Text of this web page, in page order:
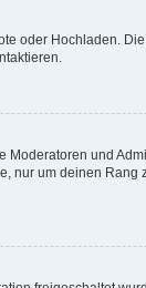
oder Hochladen.
und
nur um deinen